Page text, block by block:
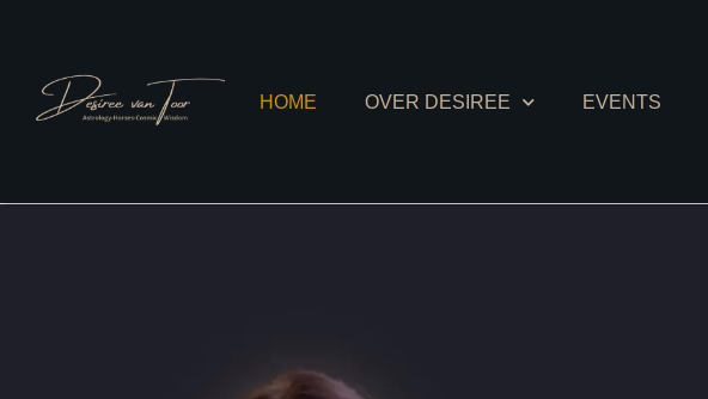
HOME OVER DESIREE EVENTS